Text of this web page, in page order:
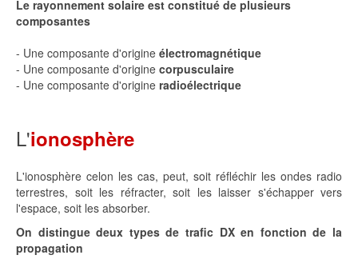
Le rayonnement solaire est constitué de plusieurs
composantes
- Une composante d'origine électromagnétique
- Une composante d'origine corpusculaire
- Une composante d'origine radioélectrique
L'ionosphère
L'ionosphère celon les cas, peut, soit réfléchir les ondes radio
terrestres, soit les réfracter, soit les laisser s'échapper vers
l'espace, soit les absorber.
On distingue deux types de trafic DX en fonction de la
propagation